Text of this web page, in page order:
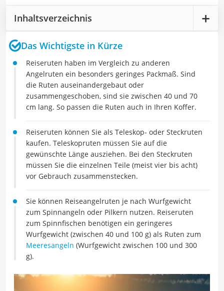
Inhaltsverzeichnis
Das Wichtigste in Kürze
Reiseruten haben im Vergleich zu anderen
Angelruten ein besonders geringes Packmaß. Sind
die Ruten auseinandergebaut oder
zusammengeschoben, sind sie zwischen 40 und 70
cm lang. So passen die Ruten auch in Ihren Koffer.
Reiseruten können Sie als Teleskop- oder Steckruten
kaufen. Teleskopruten müssen Sie auf die
gewünschte Länge ausziehen. Bei den Steckruten
müssen Sie die einzelnen Teile (meist vier bis acht)
vor Gebrauch zusammenstecken.
Sie können Reiseangelruten je nach Wurfgewicht
zum Spinnangeln oder Pilkern nutzen. Reiseruten
zum Spinnfischen benötigen ein geringeres
Wurfgewicht (zwischen 40 und 100 g) als Ruten zum
Meeresangeln (Wurfgewicht zwischen 100 und 300
g).